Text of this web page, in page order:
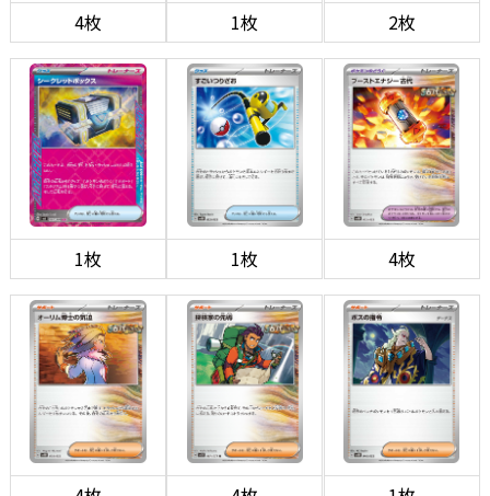
4枚 1枚 2枚
1枚 1枚 4枚